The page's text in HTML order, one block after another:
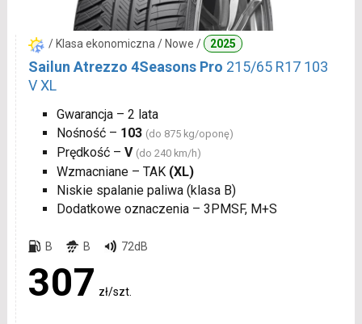
/ Klasa ekonomiczna / Nowe / 2025
Sailun Atrezzo 4Seasons Pro 215/65 R17 103
V XL
Gwarancja – 2 lata
Nośność – 103 (do 875 kg/oponę)
Prędkość – V (do 240 km/h)
Wzmacniane – TAK (XL)
Niskie spalanie paliwa (klasa B)
Dodatkowe oznaczenia – 3PMSF, M+S
B B 72dB
307 zł/szt.